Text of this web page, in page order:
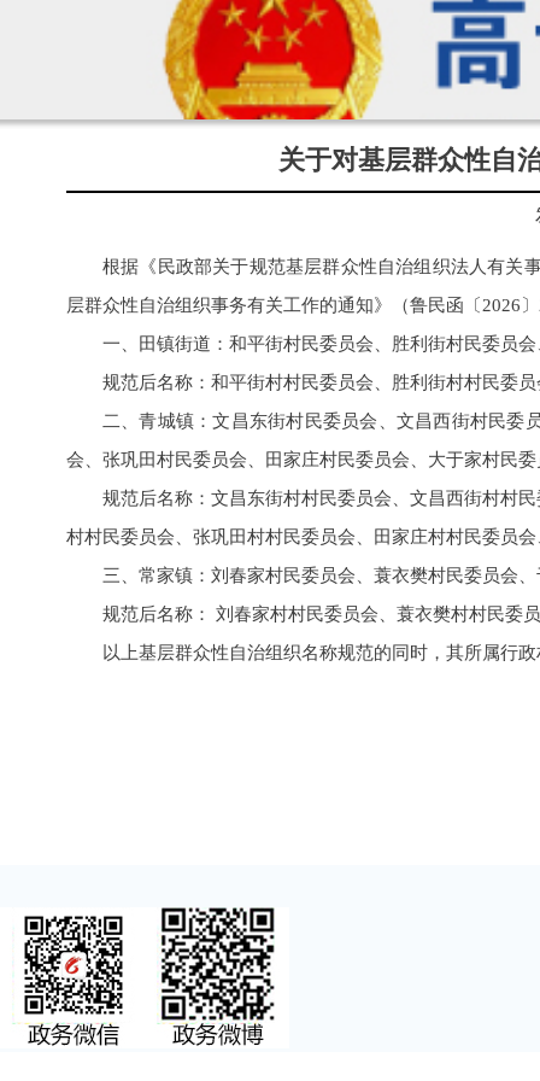
关于对基层群众性自
根据《民政部关于规范基层群众性自治组织法人有关
层群众性自治组织事务有关工作的通知》（鲁民函〔2026
一、田镇街道：和平街村民委员会、胜利街村民委员
规范后名称：和平街村村民委员会、胜利街村村民委
二、青城镇：文昌东街村民委员会、文昌西街村民委
会、张巩田村民委员会、田家庄村民委员会、大于家村民
规范后名称：文昌东街村村民委员会、文昌西街村村
村村民委员会、张巩田村村民委员会、田家庄村村民委员
三、常家镇：刘春家村民委员会、蓑衣樊村民委员会
规范后名称： 刘春家村村民委员会、蓑衣樊村村民委
以上基层群众性自治组织名称规范的同时，其所属行